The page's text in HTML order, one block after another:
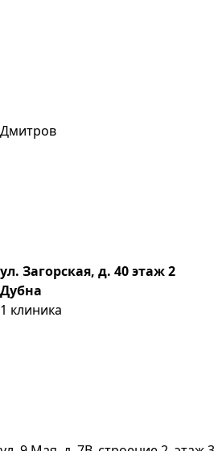
Дмитров
ул. Загорская, д. 40 этаж 2
Дубна
1 клиника